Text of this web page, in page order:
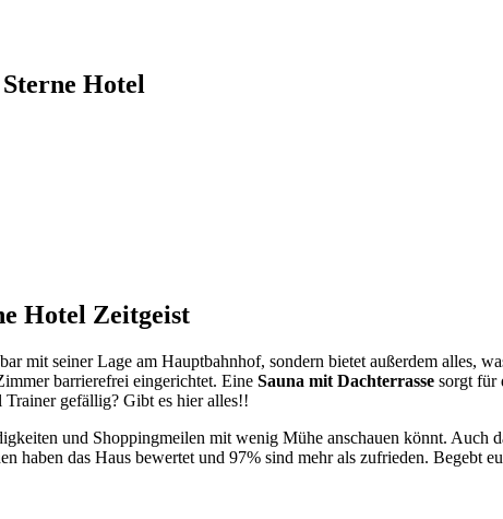
Hotel
Hotel Zeitgeist
mit seiner Lage am Hauptbahnhof, sondern bietet außerdem alles,
barrierefrei eingerichtet. Eine Sauna mit Dachterrasse sorgt für
gefällig? Gibt es hier alles!!
und Shoppingmeilen mit wenig Mühe anschauen könnt. Auch
haben das Haus bewertet und 97% sind mehr als zufrieden. Begebt